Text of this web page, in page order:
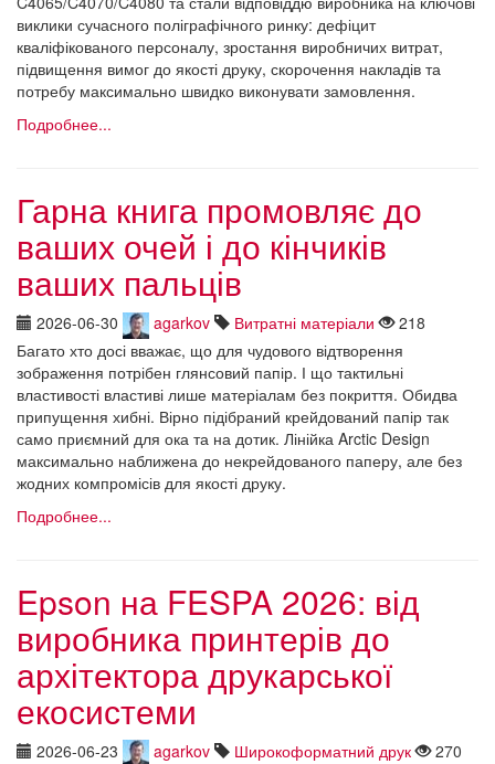
виклики сучасного поліграфічного ринку: дефіцит
кваліфікованого персоналу, зростання виробничих витрат,
підвищення вимог до якості друку, скорочення накладів та
потребу максимально швидко виконувати замовлення.
Подробнее...
Гарна книга промовляє до
ваших очей і до кінчиків
ваших пальців
2026-06-30 agarkov Витратні матеріали
218
Багато хто досі вважає, що для чудового відтворення
зображення потрібен глянсовий папір. І що тактильні
властивості властиві лише матеріалам без покриття. Обидва
припущення хибні. Вірно підібраний крейдований папір так
само приємний для ока та на дотик. Лінійка Arctic Design
максимально наближена до некрейдованого паперу, але без
жодних компромісів для якості друку.
Подробнее...
Epson на FESPA 2026: від
виробника принтерів до
архітектора друкарської
екосистеми
2026-06-23 agarkov Широкоформатний друк
270